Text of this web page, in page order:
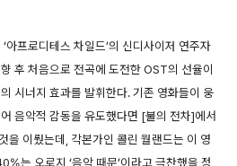
아프로디테스 차일드’의 신디사이저 연주자
후 처음으로 전곡에 도전한 OST의 선율이
시너지 효과를 발휘한다. 기존 영화들이 웅
음악적 감동을 유도했다면 [불의 전차]에서
을 이뤘는데, 각본가인 콜린 월랜드는 이 영
는 오로지 ‘음악 때문’이라고 극찬했을 정